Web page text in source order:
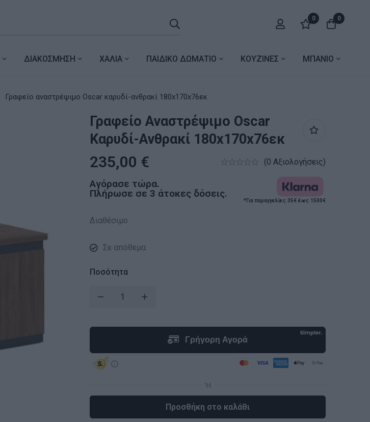
0 0
ΔΙΑΚΟΣΜΗΣΗ ΧΑΛΙΑ ΠΑΙΔΙΚΟ ΔΩΜΑΤΙΟ ΚΟΥΖΙΝΕΣ ΜΠΑΝΙΟ
Γραφείο αναστρέψιμο Oscar καρυδί-ανθρακί 180x170x76εκ
Γραφείο Αναστρέψιμο Oscar
Καρυδί-Ανθρακί 180x170x76εκ
235,00 € (0 Αξιολογήσεις)
Αγόρασε τώρα.
Πλήρωσε σε 3 άτοκες δόσεις.
*Για παραγγελίες 35€ έως 1500€
Διαθέσιμο
Σε απόθεμα
Ποσότητα
Προσθήκη στο καλάθι